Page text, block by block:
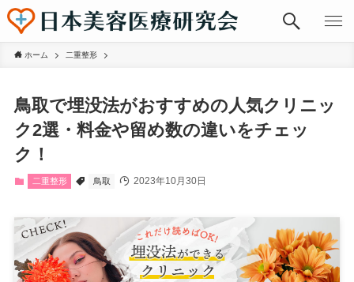
ホーム 二重整形
鳥取で埋没法がおすすめの人気クリニッ
ク2選・料金や留め数の違いをチェッ
ク！
二重整形 鳥取 2023年10月30日